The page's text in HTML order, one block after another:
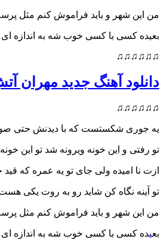
من این شهر و باید فراموش کنم مثل
بعیده کسی با کسی خوب شه به اندازه ای
♫♫♫♫♫♫
دانلود آهنگ جدید مهران
♫♫♫♫♫♫
یه جوری شکستست که با دیدنش حتی
تو رفتی و این خونه ویرونه شد تو این
ازت نا امیده ولی جای تو یه عمره که
تو آینه نگاه کن شاید رو به روت یکی
من این شهر و باید فراموش کنم مثل
بعیده کسی با کسی خوب شه به اندازه ای